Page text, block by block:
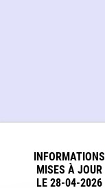
INFORMATIONS
MISES À JOUR
LE 28-04-2026